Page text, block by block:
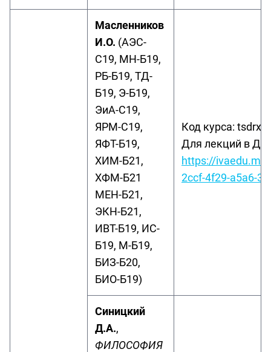
Масленников
И.О. (АЭС-
С19, МН-Б19,
РБ-Б19, ТД-
Б19, Э-Б19,
ЭиА-С19,
ЯРМ-С19,
ЯФТ-Б19,
ХИМ-Б21,
ХФМ-Б21
МЕН-Б21,
ЭКН-Б21,
ИВТ-Б19, ИС-
Б19, М-Б19,
БИЗ-Б20,
БИО-Б19)
Код курса: tsdrxbl
Для лекций в
https://
2ccf-4f29-a5a6-
Синицкий
Д.А.,
ФИЛОСОФИЯ